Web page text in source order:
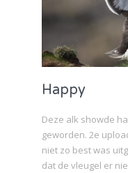
Happy
Deze alk showde
geworden. 2e
niet zo best was
dat de vleugel er